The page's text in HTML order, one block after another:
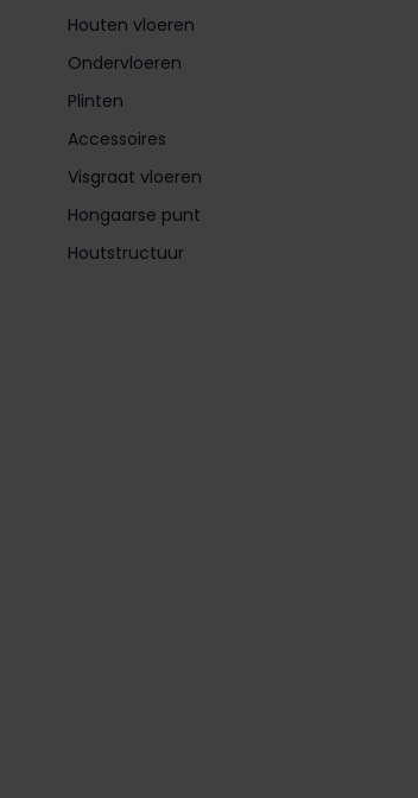
Houten vloeren
Ondervloeren
Plinten
Accessoires
Visgraat vloeren
Hongaarse punt
Houtstructuur